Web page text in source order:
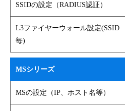
SSIDの設定（RADIUS認証）
L3ファイヤーウォール設定(SSID
毎)
MSシリーズ
MSの設定（IP、ホスト名等）